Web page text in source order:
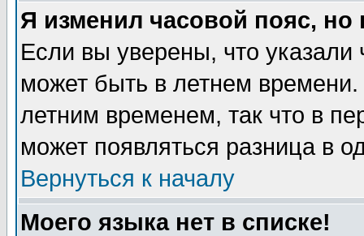
Я изменил часовой пояс,
Если вы уверены, что указали
может быть в летнем
летним временем, так что в
может появляться разница в
Вернуться к началу
Моего языка нет в списке!